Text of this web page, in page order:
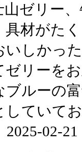
山ゼリー
具材がた
いしかっ
ゼリーを
ブルーの
していて
2025-02-